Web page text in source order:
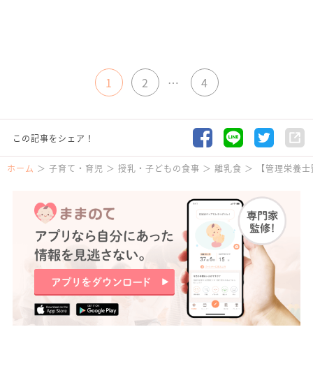
1 2 … 4
この記事をシェア！
ホーム 子育て・育児 授乳・子どもの食事 離乳食 【管理栄養